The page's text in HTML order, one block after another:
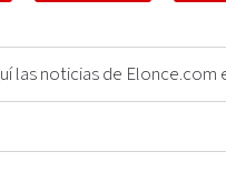
las noticias de Elonce.com